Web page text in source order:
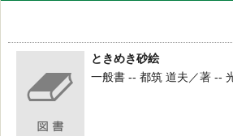
ときめき砂絵
一般書 -- 都筑 道夫／著 --